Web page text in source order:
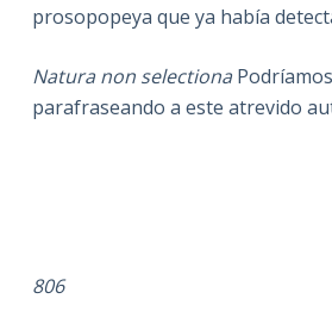
prosopopeya que ya había
Natura non selectiona
parafraseando a este atrevido
806